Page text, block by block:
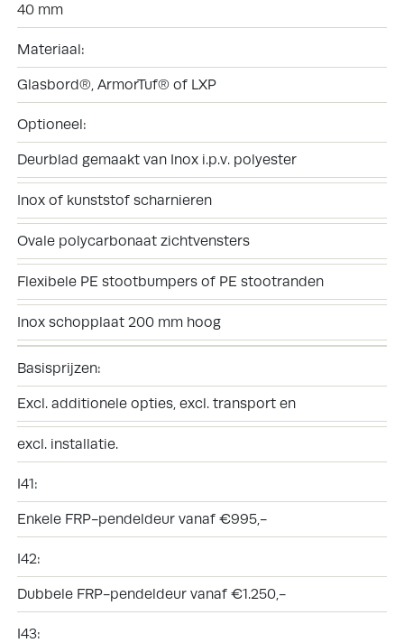
40 mm
Materiaal:
Glasbord®, ArmorTuf® of LXP
Optioneel:
Deurblad gemaakt van Inox i.p.v. polyester
Inox of kunststof scharnieren
Ovale polycarbonaat zichtvensters
Flexibele PE stootbumpers of PE stootranden
Inox schopplaat 200 mm hoog
Basisprijzen:
Excl. additionele opties, excl. transport en
excl. installatie.
I41:
Enkele FRP-pendeldeur vanaf €995,-
I42:
Dubbele FRP-pendeldeur vanaf €1.250,-
I43: